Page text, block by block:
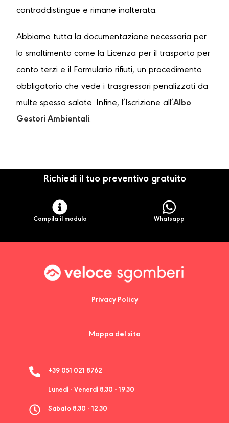
contraddistingue e rimane inalterata.
Abbiamo tutta la documentazione necessaria per
lo smaltimento come la Licenza per il trasporto per
conto terzi e il Formulario rifiuti, un procedimento
obbligatorio che vede i trasgressori penalizzati da
multe spesso salate. Infine, l’Iscrizione all’Albo
Gestori Ambientali.
Richiedi il tuo preventivo gratuito
Compila il modulo Whatsapp
Privacy Policy
Mappa del sito
+39 051 021 8762
Lunedì - Venerdì 8.30 - 19.30
Sabato 8.30 - 12.30